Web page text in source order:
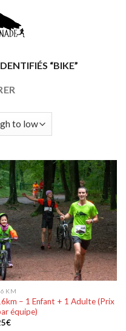
“BIKE”
KM
– 1 Enfant + 1 Adulte (Prix
équipe)
€